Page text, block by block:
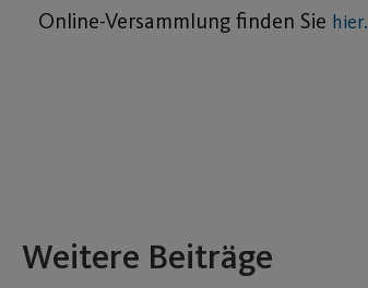
Online-Versammlung finden Sie hier.
Weitere Beiträge